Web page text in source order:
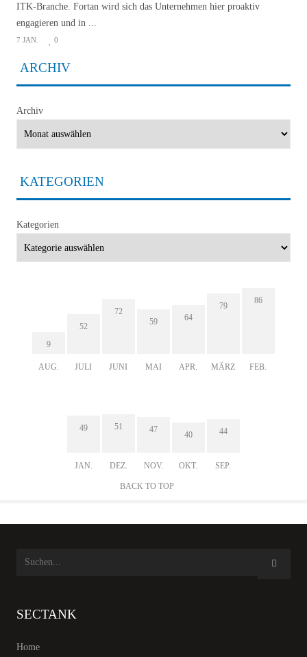
ITK-Branche. Fortan wird sich das Unternehmen hier proaktiv
engagieren und in ...
7 JAN. 0
ARCHIV
Archiv
KATEGORIEN
Kategorien
9
AUG.
52
JULI
72
JUNI
59
MAI
64
APR.
79
MÄRZ
86
FEB.
49
JAN.
51
DEZ.
47
NOV.
40
OKT.
44
SEP.
BACK TO TOP
SECTANK
Home